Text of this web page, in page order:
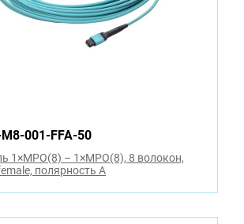
001-FFA-50
1×MPO(8) – 1×MPO(8), 8 волокон,
полярность A